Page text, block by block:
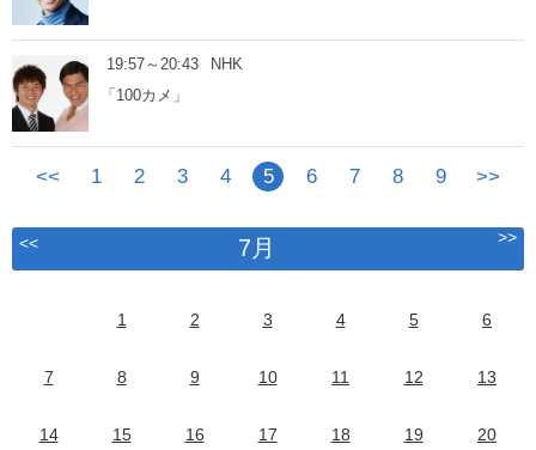
19:57～20:43
NHK
「100カメ」
<< 1 2 3 4 5 6 7 8 9 >>
<< 7月 >>
1 2 3 4 5 6
7 8 9 10 11 12 13
14 15 16 17 18 19 20